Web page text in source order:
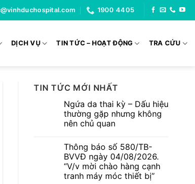
1900 4405
DỊCH VỤ TIN TỨC – HOẠT ĐỘNG TRA CỨU
TIN TỨC MỚI NHẤT
Ngứa da thai kỳ – Dấu hiệu
thường gặp nhưng không
nên chủ quan
bình
luận
ở
Ngứa
da
thai
Thông báo số 580/TB-
BVVĐ ngày 04/08/2026.
“V/v mời chào hàng cạnh
tranh máy móc thiết bị”